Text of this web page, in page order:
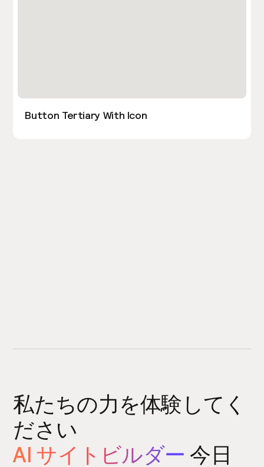
Button Tertiary With Icon
私たちの力を体験してく
ださい
AI サイトビルダー 今日